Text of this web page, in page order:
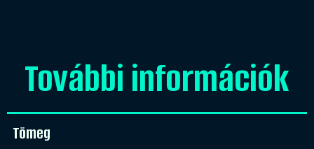
További információk
Tömeg